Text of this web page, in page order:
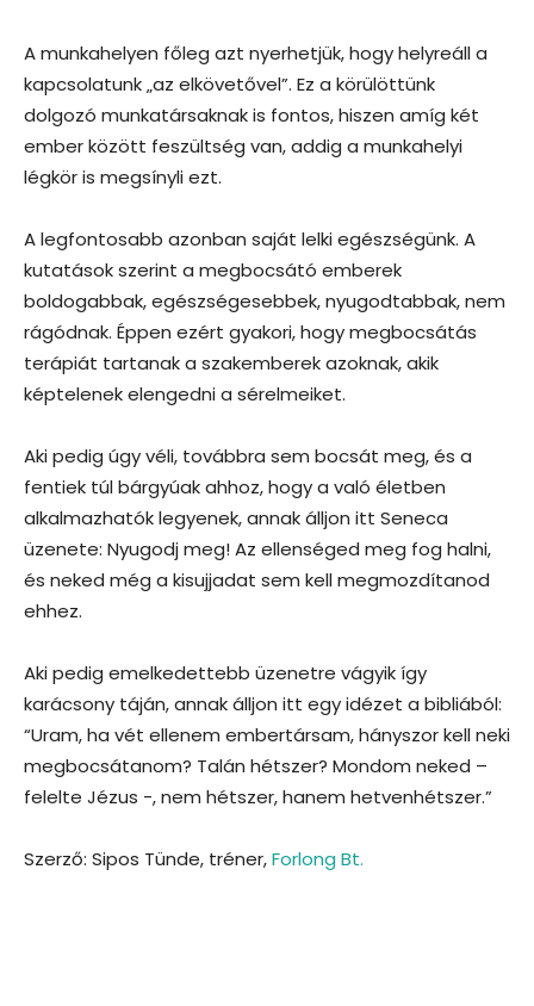
A munkahelyen főleg azt nyerhetjük, hogy helyreáll a
kapcsolatunk „az elkövetővel”. Ez a körülöttünk
dolgozó munkatársaknak is fontos, hiszen amíg két
ember között feszültség van, addig a munkahelyi
légkör is megsínyli ezt.
A legfontosabb azonban saját lelki egészségünk. A
kutatások szerint a megbocsátó emberek
boldogabbak, egészségesebbek, nyugodtabbak, nem
rágódnak. Éppen ezért gyakori, hogy megbocsátás
terápiát tartanak a szakemberek azoknak, akik
képtelenek elengedni a sérelmeiket.
Aki pedig úgy véli, továbbra sem bocsát meg, és a
fentiek túl bárgyúak ahhoz, hogy a való életben
alkalmazhatók legyenek, annak álljon itt Seneca
üzenete: Nyugodj meg! Az ellenséged meg fog halni,
és neked még a kisujjadat sem kell megmozdítanod
ehhez.
Aki pedig emelkedettebb üzenetre vágyik így
karácsony táján, annak álljon itt egy idézet a bibliából:
“Uram, ha vét ellenem embertársam, hányszor kell neki
megbocsátanom? Talán hétszer? Mondom neked –
felelte Jézus -, nem hétszer, hanem hetvenhétszer.”
Szerző: Sipos Tünde, tréner,Forlong Bt.